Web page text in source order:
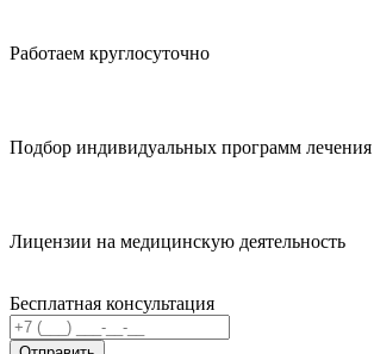
Работаем круглосуточно
Подбор индивидуальных программ лечения
Лицензии на медицинскую деятельность
Бесплатная консультация